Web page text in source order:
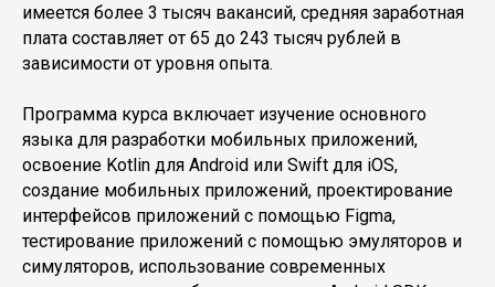
имеется более 3 тысяч вакансий, средняя заработная
плата составляет от 65 до 243 тысяч рублей в
зависимости от уровня опыта.
Программа курса включает изучение основного
языка для разработки мобильных приложений,
освоение Kotlin для Android или Swift для iOS,
создание мобильных приложений, проектирование
интерфейсов приложений с помощью Figma,
тестирование приложений с помощью эмуляторов и
симуляторов, использование современных